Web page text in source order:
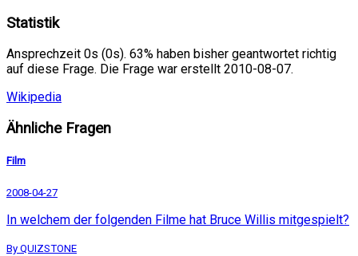
Statistik
Ansprechzeit 0s (0s). 63% haben bisher geantwortet richtig
auf diese Frage. Die Frage war erstellt 2010-08-07.
Wikipedia
Ähnliche Fragen
Film
2008-04-27
In welchem der folgenden Filme hat Bruce Willis mitgespielt?
By QUIZSTONE